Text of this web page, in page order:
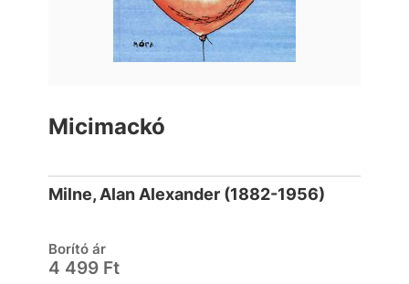
Micimackó
Milne, Alan Alexander (1882-1956)
Borító ár
4 499 Ft